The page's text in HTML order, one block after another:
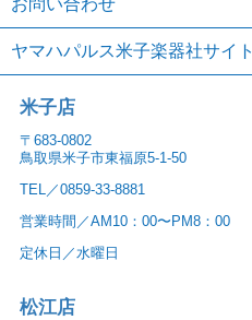
お問い合わせ
ヤマハパルス米子楽器社サイト
米子店
〒683-0802
鳥取県米子市東福原5-1-50
TEL／0859-33-8881
営業時間／AM10：00〜PM8：00
定休日／水曜日
松江店